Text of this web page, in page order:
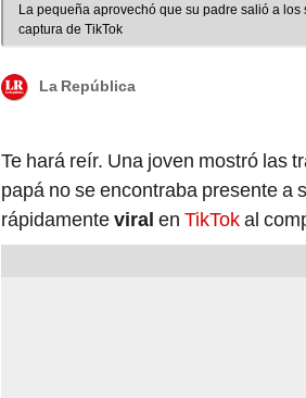
La pequeña aprovechó que su padre salió a
captura de TikTok
La República
Te hará reír. Una joven mostró las
papá no se encontraba presente a
rápidamenteviral en TikTokal